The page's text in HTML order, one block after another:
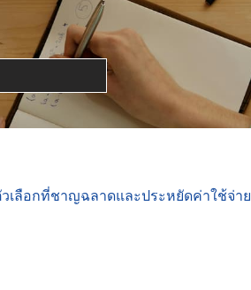
วเลือกที่ชาญฉลาดและประหยัดค่าใช้จ่าย